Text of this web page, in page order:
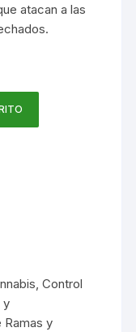
atacan a las
,Control
y
Ramas y